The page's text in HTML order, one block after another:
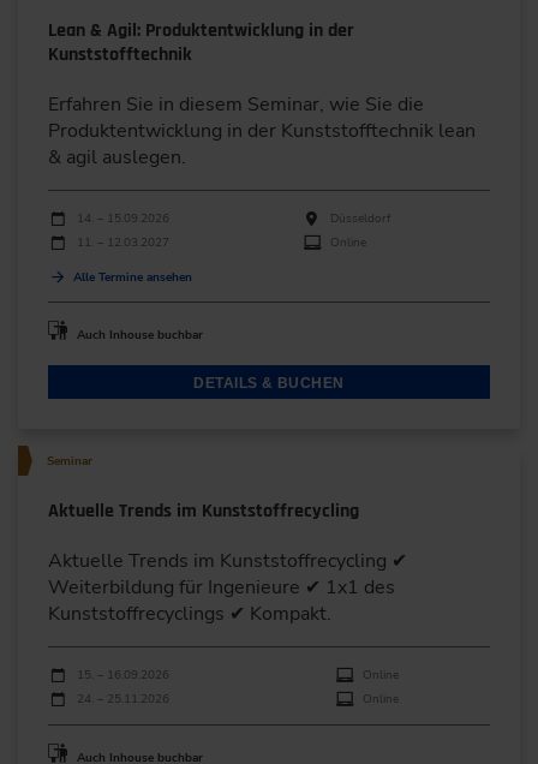
Lean & Agil: Produktentwicklung in der
Kunststofftechnik
Erfahren Sie in diesem Seminar, wie Sie die
Produktentwicklung in der Kunststofftechnik lean
& agil auslegen.
Durchführungen
Veranstaltungsdatum
14. – 15.09.2026
Düsseldorf
11. – 12.03.2027
Online
Alle Termine ansehen
Auch Inhouse buchbar
DETAILS & BUCHEN
Seminar
Aktuelle Trends im Kunststoffrecycling
Aktuelle Trends im Kunststoffrecycling ✔
Weiterbildung für Ingenieure ✔ 1x1 des
Kunststoffrecyclings ✔ Kompakt.
Durchführungen
Veranstaltungsdatum
15. – 16.09.2026
Online
24. – 25.11.2026
Online
Auch Inhouse buchbar